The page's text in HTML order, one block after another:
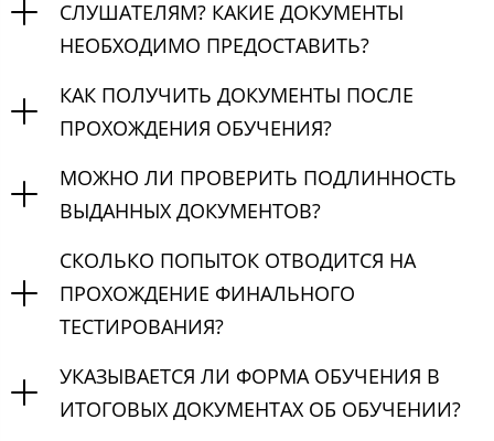
СЛУШАТЕЛЯМ? КАКИЕ ДОКУМЕНТЫ
НЕОБХОДИМО ПРЕДОСТАВИТЬ?
КАК ПОЛУЧИТЬ ДОКУМЕНТЫ ПОСЛЕ
ПРОХОЖДЕНИЯ ОБУЧЕНИЯ?
МОЖНО ЛИ ПРОВЕРИТЬ ПОДЛИННОСТЬ
ВЫДАННЫХ ДОКУМЕНТОВ?
СКОЛЬКО ПОПЫТОК ОТВОДИТСЯ НА
ПРОХОЖДЕНИЕ ФИНАЛЬНОГО
ТЕСТИРОВАНИЯ?
УКАЗЫВАЕТСЯ ЛИ ФОРМА ОБУЧЕНИЯ В
ИТОГОВЫХ ДОКУМЕНТАХ ОБ ОБУЧЕНИИ?